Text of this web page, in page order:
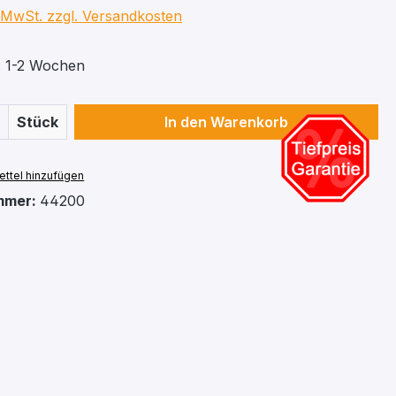
zzgl. Versandkosten
1-2 Wochen
Anzahl: Gib den gewünschten Wert
Stück In den Warenkorb
hinzufügen
44200